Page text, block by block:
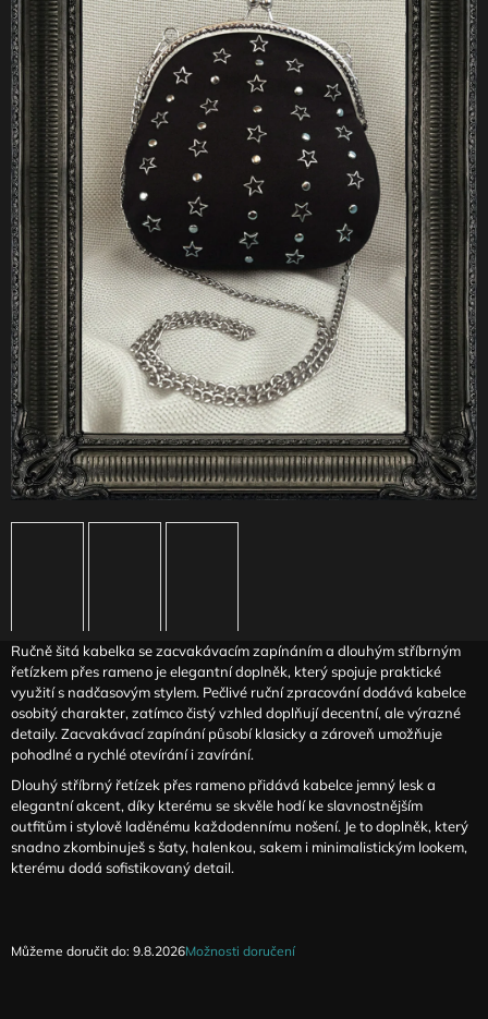
Ručně šitá kabelka se zacvakávacím zapínáním a dlouhým stříbrným
řetízkem přes rameno je elegantní doplněk, který spojuje praktické
využití s nadčasovým stylem. Pečlivé ruční zpracování dodává kabelce
osobitý charakter, zatímco čistý vzhled doplňují decentní, ale výrazné
detaily. Zacvakávací zapínání působí klasicky a zároveň umožňuje
pohodlné a rychlé otevírání i zavírání.
Dlouhý stříbrný řetízek přes rameno přidává kabelce jemný lesk a
elegantní akcent, díky kterému se skvěle hodí ke slavnostnějším
outfitům i stylově laděnému každodennímu nošení. Je to doplněk, který
snadno zkombinuješ s šaty, halenkou, sakem i minimalistickým lookem,
kterému dodá sofistikovaný detail.
Můžeme doručit do: 9.8.2026Možnosti doručení
A
J
T
?
HLEDAT
D
O
P
O
R
U
Č
U
E
S
CÍPY
A
TYLOVÝM
LEMEM
KATRIM
3
690
Kč